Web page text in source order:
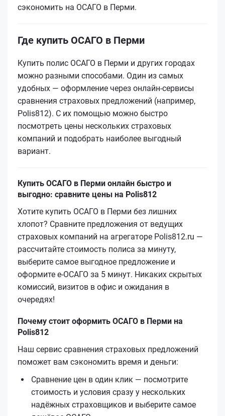
сэкономить на ОСАГО в Перми.
Где купить ОСАГО в Перми
Купить полис ОСАГО в Перми и других городах
можно разными способами. Один из самых
удобных — оформление через онлайн-сервисы
сравнения страховых предложений (например,
Polis812). С их помощью можно быстро
посмотреть цены нескольких страховых
компаний и подобрать наиболее выгодный
вариант.
Купить ОСАГО в Перми онлайн быстро и
выгодно: сравните цены на Polis812
Хотите купить ОСАГО в Перми без лишних
хлопот? Сравните предложения от ведущих
страховых компаний на агрегаторе Polis812.ru —
рассчитайте стоимость полиса за минуту,
выберите самое выгодное предложение и
оформите е‑ОСАГО за 5 минут. Никаких скрытых
комиссий, визитов в офис и ожидания в
очередях!
Почему стоит оформить ОСАГО в Перми на
Polis812
Наш сервис сравнения страховых предложений
поможет вам сэкономить время и деньги:
Сравнение цен в один клик — посмотрите
стоимость и условия сразу у нескольких
надёжных страховщиков и выберите самое